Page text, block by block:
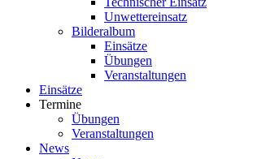
Unwettereinsatz
Bilderalbum
Einsätze
Übungen
Veranstaltungen
Einsätze
Termine
Übungen
Veranstaltungen
News